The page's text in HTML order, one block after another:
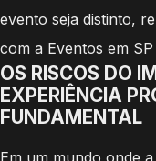
evento seja distinto,
com a Eventos em
OS RISCOS DO
EXPERIÊNCIA
FUNDAMENTAL
Em um mundo onde